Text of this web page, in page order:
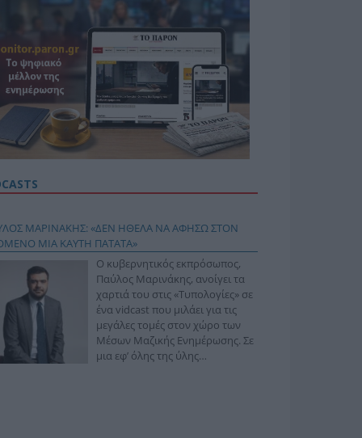
ΜΑΡΙΝΑΚΗΣ: «ΔΕΝ ΗΘΕΛΑ ΝΑ ΑΦΗΣΩ ΣΤΟΝ
ΜΙΑ ΚΑΥΤΗ ΠΑΤΑΤΑ»
Ο κυβερνητικός εκπρόσωπος,
Παύλος Μαρινάκης, ανοίγει τα
χαρτιά του στις «Τυπολογίες» σε
ένα vidcast που μιλάει για τις
μεγάλες τομές στον χώρο των
Μέσων Μαζικής Ενημέρωσης. Σε
μια εφ’ όλης της ύλης